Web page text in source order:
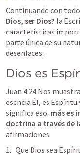
Continuando con
Dios, ser Dios? la
características
parte única de su
desenlaces.
Dios es
Juan 4:24 Nos
esencia Él, es
significa eso, más es
doctrina a través de
afirmaciones.
Que Dios sea